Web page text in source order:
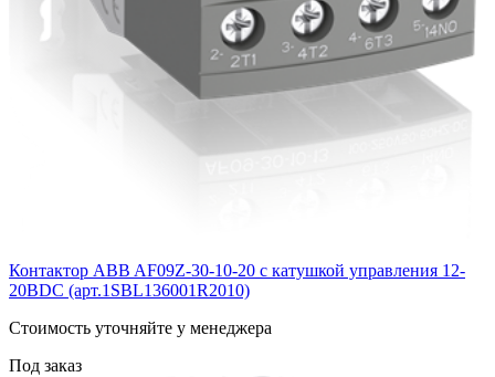
Контактор ABB AF09Z-30-10-20 с катушкой управления 12-
20BDC (арт.1SBL136001R2010)
Cтоимость уточняйте у менеджера
Под заказ